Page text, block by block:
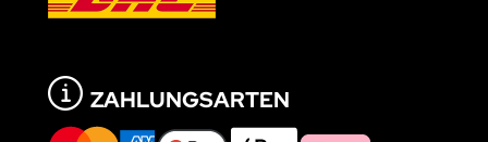
ZAHLUNGSARTEN